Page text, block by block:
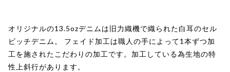
オリジナルの13.5ozデニムは旧力織機で織られた白耳のセル
ビッチデニム。 フェイド加工は職人の手によって1本ずつ加
工を施されたこだわりの加工です。加工している為生地の特
性上斜行があります。